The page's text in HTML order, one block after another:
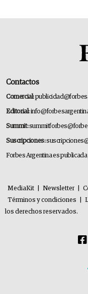
Contactos
Comercial:
Editorial:
Summit:
Suscripciones:
Forbes Argentina es
MediaKit Newsletter
Términos y condiciones
los derechos reservados.